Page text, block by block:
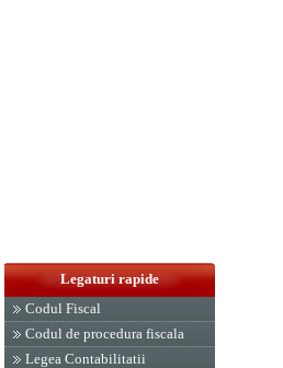
Legaturi rapide
Codul Fiscal
Codul de procedura fiscala
Legea Contabilitatii